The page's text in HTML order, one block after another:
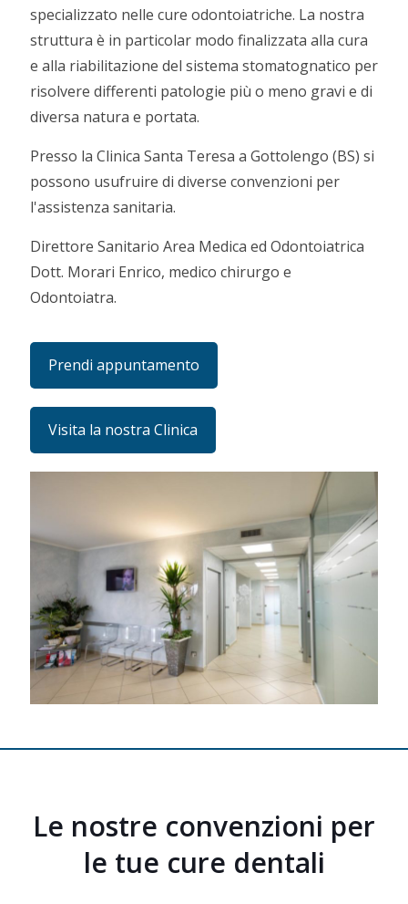
specializzato nelle cure odontoiatriche. La nostra
struttura è in particolar modo finalizzata alla cura
e alla riabilitazione del sistema stomatognatico per
risolvere differenti patologie più o meno gravi e di
diversa natura e portata.
Presso la Clinica Santa Teresa a Gottolengo (BS) si
possono usufruire di diverse convenzioni per
l'assistenza sanitaria.
Direttore Sanitario Area Medica ed Odontoiatrica
Dott. Morari Enrico, medico chirurgo e
Odontoiatra.
Prendi appuntamento
Visita la nostra Clinica
Le nostre convenzioni per
le tue cure dentali